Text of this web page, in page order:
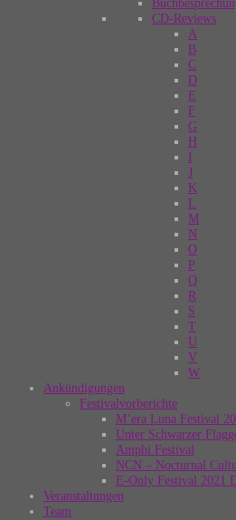
CD-Reviews
A
B
C
D
E
F
G
H
I
J
K
L
M
N
O
P
Q
R
S
T
U
V
W
Ankündigungen
Festivalvorberichte
M’era Luna Festival
Unter Schwarzer
Amphi Festival
NCN – Nocturnal
E-Only Festival 2021
Veranstaltungen
Team